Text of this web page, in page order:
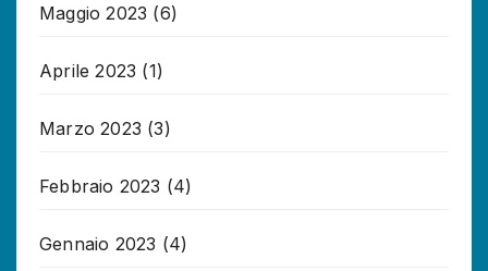
Maggio 2023 (6)
Aprile 2023 (1)
Marzo 2023 (3)
Febbraio 2023 (4)
Gennaio 2023 (4)